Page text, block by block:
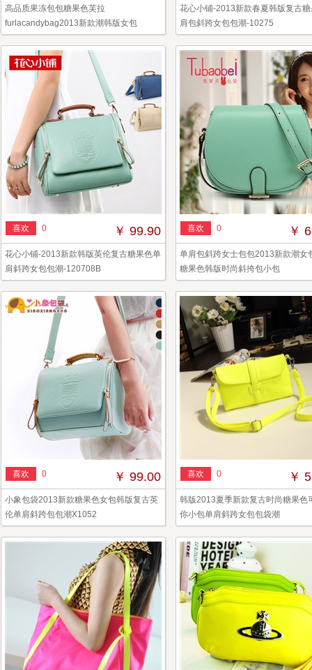
高品质果冻包包糖果色芙拉
furlacandybag2013新款潮韩版女包
花心小铺-2013新款春夏韩版复古
肩包斜跨女包包潮-10275
喜欢 0 ￥ 99.90
花心小铺-2013新款韩版英伦复古糖果色单
肩斜跨女包包潮-120708B
喜欢 0 ￥
单肩包斜跨女士包包2013新款潮女
糖果色韩版时尚斜挎包小包
喜欢 0 ￥ 99.00
小象包袋2013新款糖果色女包韩版复古英
伦单肩斜跨包包潮X1052
喜欢 0 ￥
韩版2013夏季新款复古时尚糖果色
你小包单肩斜跨女包包袋潮